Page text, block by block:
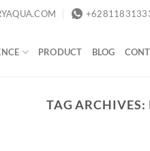
PRODUCT BLOG
TAG ARCHIVES: